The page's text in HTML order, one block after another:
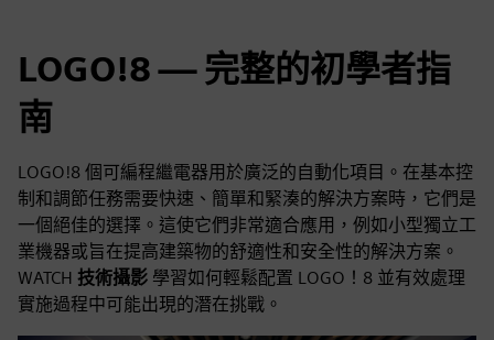
LOGO!8 — 完整的初學者指
南
LOGO!8 個可編程繼電器用於廣泛的自動化項目。在基本控
制和調節任務需要快速、簡單和緊湊的解決方案時，它們是
一個絕佳的選擇。這使它們非常適合應用，例如小型獨立工
業機器或旨在提高建築物的舒適性和安全性的解決方案。
WATCH 技術攝影 學習如何輕鬆配置 LOGO！8 並有效處理
實施過程中可能出現的潛在挑戰。